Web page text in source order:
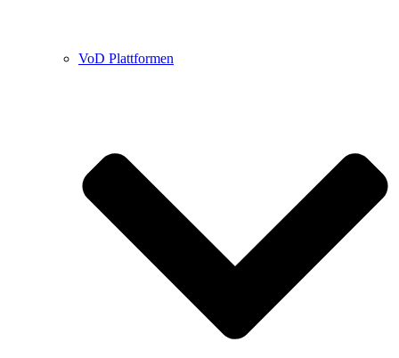
VoD Plattformen